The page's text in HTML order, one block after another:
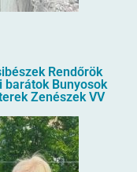
Rendőrök
barátok Bunyosok
Zenészek VV